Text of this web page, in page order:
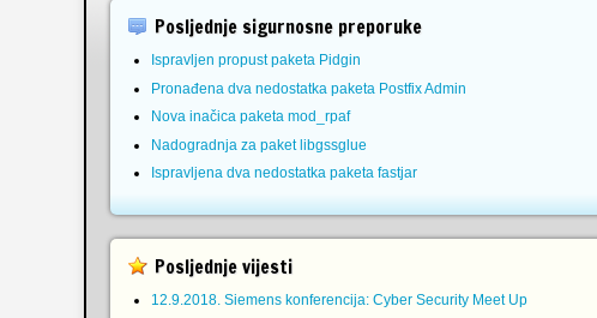
Posljednje sigurnosne preporuke
Ispravljen propust paketa Pidgin
Pronađena dva nedostatka paketa Postfix Admin
Nova inačica paketa mod_rpaf
Nadogradnja za paket libgssglue
Ispravljena dva nedostatka paketa fastjar
Posljednje vijesti
12.9.2018. Siemens konferencija: Cyber Security Meet Up